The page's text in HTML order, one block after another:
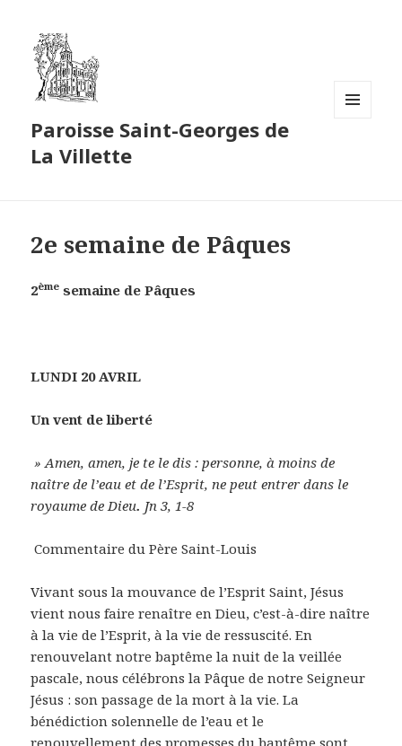
Paroisse Saint-Georges de
La Villette
2e semaine de Pâques
2ème semaine de Pâques
LUNDI 20 AVRIL
Un vent de liberté
» Amen, amen, je te le dis : personne, à moins de
naître de l’eau et de l’Esprit, ne peut entrer dans le
royaume de Dieu. Jn 3, 1-8
Commentaire du Père Saint-Louis
Vivant sous la mouvance de l’Esprit Saint, Jésus
vient nous faire renaître en Dieu, c’est-à-dire naître
à la vie de l’Esprit, à la vie de ressuscité. En
renouvelant notre baptême la nuit de la veillée
pascale, nous célébrons la Pâque de notre Seigneur
Jésus : son passage de la mort à la vie. La
bénédiction solennelle de l’eau et le